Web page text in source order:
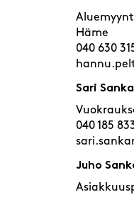
Häme
040 630
Sari
040 185
Juho